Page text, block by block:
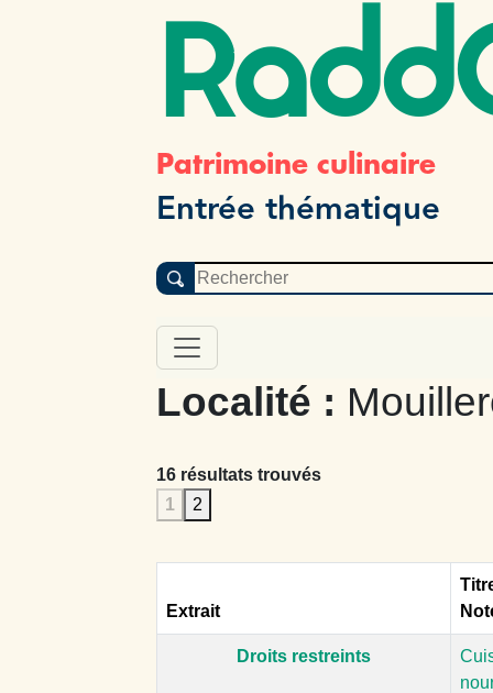
Patrimoine culinaire
Entrée thématique
Localité :
16 résultats trouvés
1
2
Extrait
Droits restreints